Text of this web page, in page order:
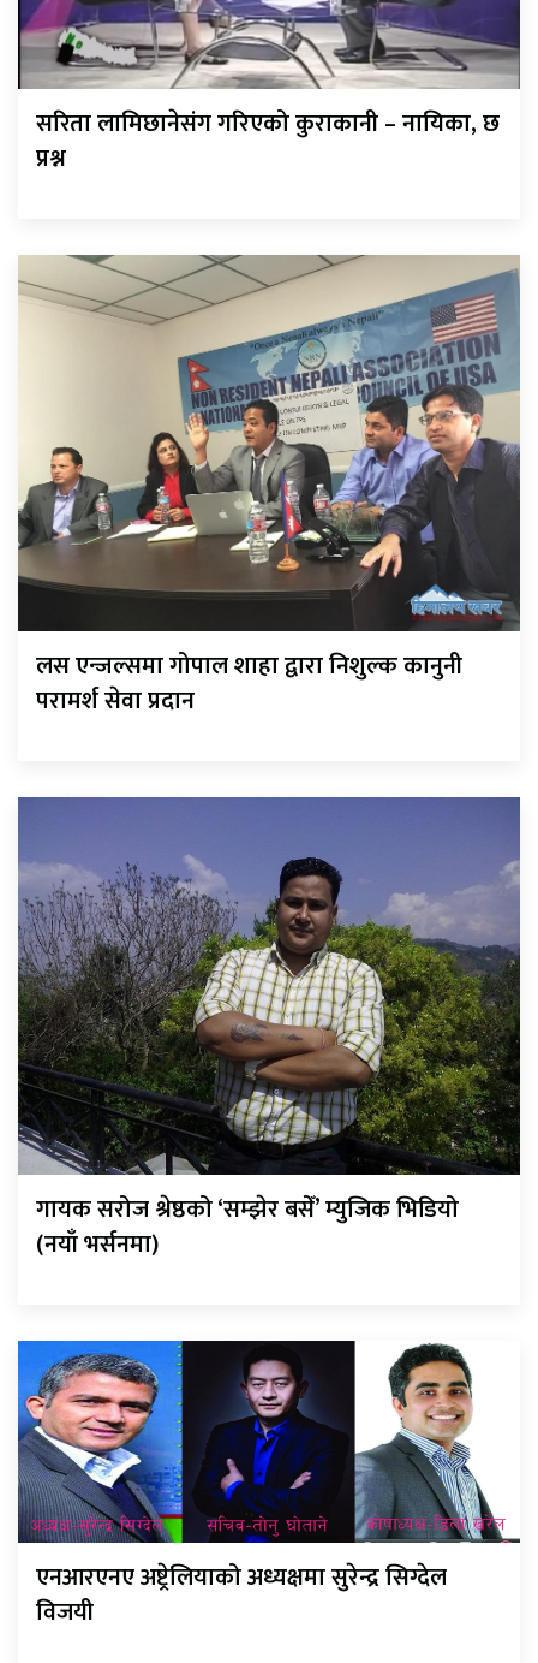
सरिता लामिछानेसंग गरिएको कुराकानी – नायिका, छ
प्रश्न
लस एन्जल्समा गोपाल शाहा द्वारा निशुल्क कानुनी
परामर्श सेवा प्रदान
गायक सरोज श्रेष्ठको ‘सम्झेर बसेँ’ म्युजिक भिडियो
(नयाँ भर्सनमा)
एनआरएनए अष्ट्रेलियाको अध्यक्षमा सुरेन्द्र सिग्देल
विजयी